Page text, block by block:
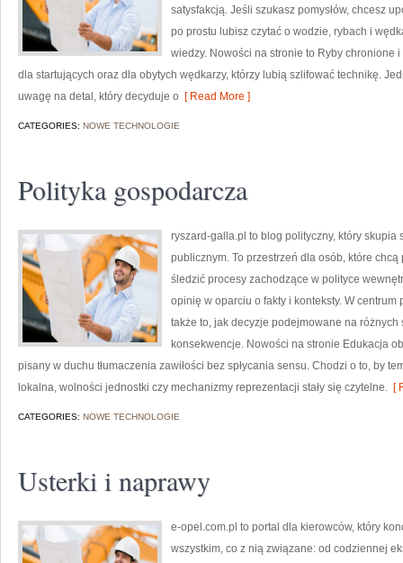
satysfakcją. Jeśli szukasz pomysłów, chcesz
po prostu lubisz czytać o wodzie, rybach i
wiedzy. Nowości na stronie to Ryby chronione
dla startujących oraz dla obytych wędkarzy, którzy lubią szlifować technikę.
uwagę na detal, który decyduje o [ Read More ]
CATEGORIES: NOWE TECHNOLOGIE
Polityka gospodarcza
ryszard-galla.pl to blog polityczny, który
publicznym. To przestrzeń dla osób, które
śledzić procesy zachodzące w polityce
opinię w oparciu o fakty i konteksty. W centrum
także to, jak decyzje podejmowane na
konsekwencje. Nowości na stronie Edukacja
pisany w duchu tłumaczenia zawiłości bez spłycania sensu. Chodzi o to, by
lokalna, wolności jednostki czy mechanizmy reprezentacji stały się czytelne. [
CATEGORIES: NOWE TECHNOLOGIE
Usterki i naprawy
e-opel.com.pl to portal dla kierowców, który
wszystkim, co z nią związane: od codziennej